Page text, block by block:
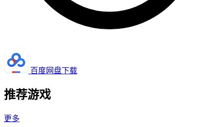
百度网盘下载
推荐游戏
更多